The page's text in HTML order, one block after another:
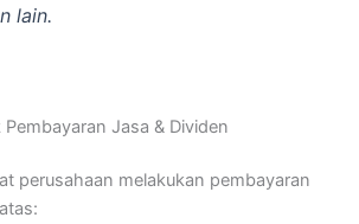
lain.
Pembayaran Jasa & Dividen
perusahaan melakukan pembayaran